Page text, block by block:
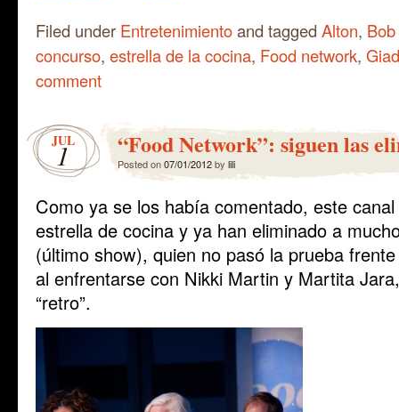
Filed under Entretenimientoand tagged Alton,
concurso, estrella de la cocina, Food network,
comment
JUL
1 “Food Network”: siguen las
Posted on07/01/2012by lili
Como ya se los había comentado, este
estrella de cocina y ya han eliminado a
(último show), quien no pasó la prueba
al enfrentarse con Nikki Martin y Martita
“retro”.